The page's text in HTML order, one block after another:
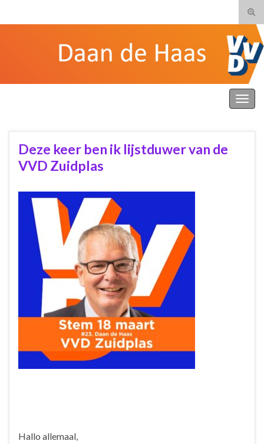
Deze keer ben ik lijstduwer van de
VVD Zuidplas
Hallo allemaal,